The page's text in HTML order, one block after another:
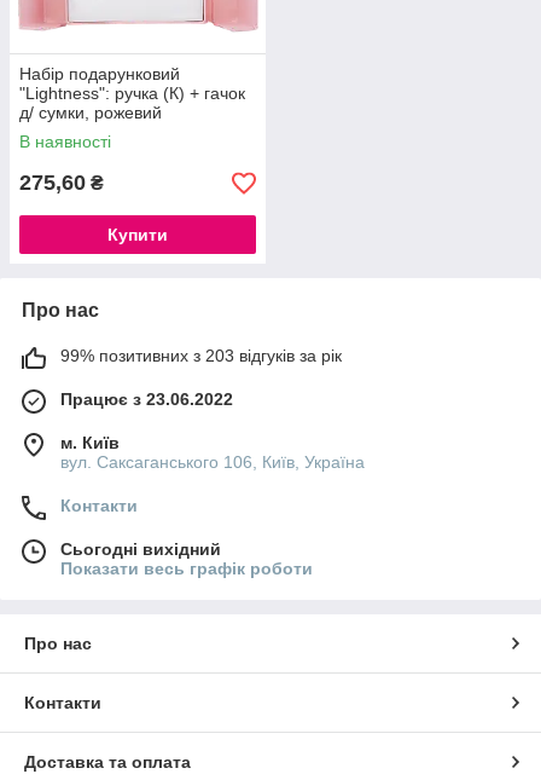
Набір подарунковий
"Lightness": ручка (К) + гачок
д/ сумки, рожевий
В наявності
275,60 ₴
Купити
Про нас
99% позитивних з 203 відгуків за рік
Працює з 23.06.2022
м. Київ
вул. Саксаганського 106, Київ, Україна
Контакти
Сьогодні вихідний
Показати весь графік роботи
Про нас
Контакти
Доставка та оплата